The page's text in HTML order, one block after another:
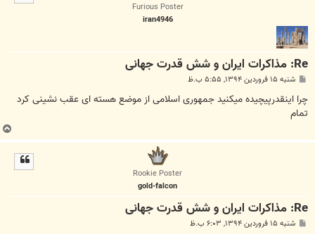
Furious Poster
iran4946
Re: مذاکرات ایران و شش قدرت جهانی
پ
ت
شنبه ۱۵ فروردین ۱۳۹۴, ۵:۵۵ ب.ظ
چرا اینقدرپیچیده میکنید جمهوری اسلامی از موضع هسته ای عقب نشینی کرد
تمام
ب
ا
Rookie Poster
gold-falcon
Re: مذاکرات ایران و شش قدرت جهانی
پ شنبه ۱۵ فروردین ۱۳۹۴, ۶:۰۳ ب.ظ